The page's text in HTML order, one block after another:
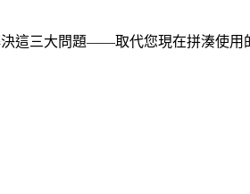
這三大問題——取代您現在拼湊使用